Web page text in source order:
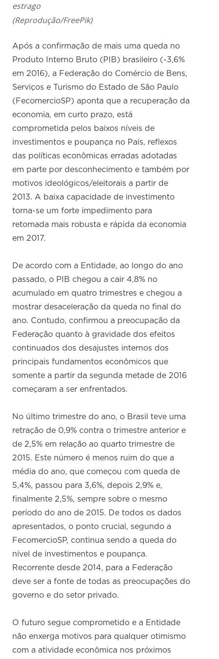
estrago
(Reprodução/FreePik)
Após a confirmação de mais uma queda no
Produto Interno Bruto (PIB) brasileiro (-3,6%
em 2016), a Federação do Comércio de Bens,
Serviços e Turismo do Estado de São Paulo
(FecomercioSP) aponta que a recuperação da
economia, em curto prazo, está
comprometida pelos baixos níveis de
investimentos e poupança no País, reflexos
das políticas econômicas erradas adotadas
em parte por desconhecimento e também por
motivos ideológicos/eleitorais a partir de
2013. A baixa capacidade de investimento
torna-se um forte impedimento para
retomada mais robusta e rápida da economia
em 2017.
De acordo com a Entidade, ao longo do ano
passado, o PIB chegou a cair 4,8% no
acumulado em quatro trimestres e chegou a
mostrar desaceleração da queda no final do
ano. Contudo, confirmou a preocupação da
Federação quanto à gravidade dos efeitos
continuados dos desajustes internos dos
principais fundamentos econômicos que
somente a partir da segunda metade de 2016
começaram a ser enfrentados.
No último trimestre do ano, o Brasil teve uma
retração de 0,9% contra o trimestre anterior e
de 2,5% em relação ao quarto trimestre de
2015. Este número é menos ruim do que a
média do ano, que começou com queda de
5,4%, passou para 3,6%, depois 2,9% e,
finalmente 2,5%, sempre sobre o mesmo
período do ano de 2015. De todos os dados
apresentados, o ponto crucial, segundo a
FecomercioSP, continua sendo a queda do
nível de investimentos e poupança.
Recorrente desde 2014, para a Federação
deve ser a fonte de todas as preocupações do
governo e do setor privado.
O futuro segue comprometido e a Entidade
não enxerga motivos para qualquer otimismo
com a atividade econômica nos próximos